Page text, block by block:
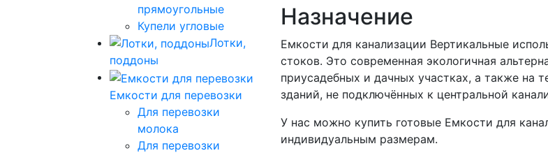
прямоугольные
Купели угловые
Лотки,
поддоны
Емкости для перевозки
Для перевозки
молока
Для перевозки
Назначение
Емкости для канализации Вертикальные
стоков. Это современная экологичная
приусадебных и дачных участках, а также на
зданий, не подключённых к центральной
У нас можно купить готовые Емкости для
индивидуальным размерам.